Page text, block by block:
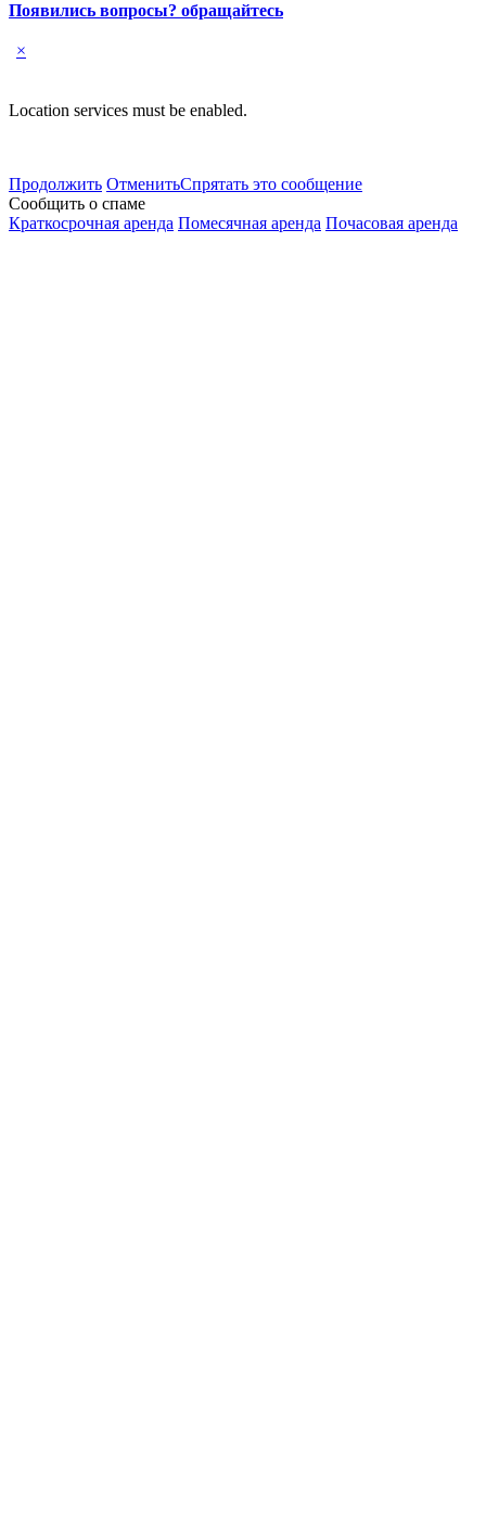
Появились вопросы? обращайтесь
×
Location services must be enabled.
Продолжить ОтменитьСпрятать это сообщение
Сообщить о спаме
Краткосрочная аренда Помесячная аренда Почасовая аренда